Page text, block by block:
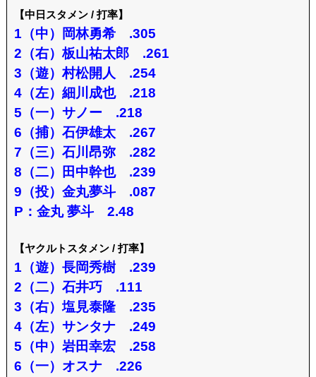
【中日スタメン / 打率】
1（中）岡林勇希 .305
2（右）板山祐太郎 .261
3（遊）村松開人 .254
4（左）細川成也 .218
5（一）サノー .218
6（捕）石伊雄太 .267
7（三）石川昂弥 .282
8（二）田中幹也 .239
9（投）金丸夢斗 .087
P：金丸 夢斗 2.48
【ヤクルトスタメン / 打率】
1（遊）長岡秀樹 .239
2（二）石井巧 .111
3（右）塩見泰隆 .235
4（左）サンタナ .249
5（中）岩田幸宏 .258
6（一）オスナ .226